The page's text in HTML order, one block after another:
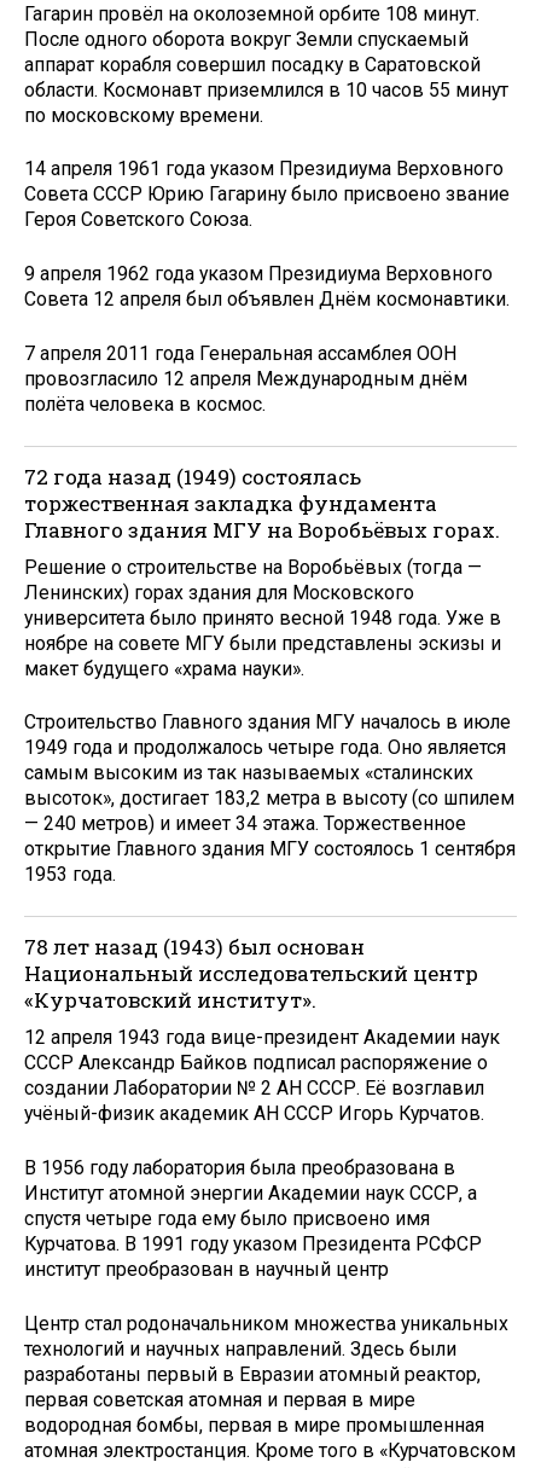
Гагарин провёл на околоземной орбите 108 минут.
После одного оборота вокруг Земли спускаемый
аппарат корабля совершил посадку в Саратовской
области. Космонавт приземлился в 10 часов 55 минут
по московскому времени.
14 апреля 1961 года указом Президиума Верховного
Совета СССР Юрию Гагарину было присвоено звание
Героя Советского Союза.
9 апреля 1962 года указом Президиума Верховного
Совета 12 апреля был объявлен Днём космонавтики.
7 апреля 2011 года Генеральная ассамблея ООН
провозгласило 12 апреля Международным днём
полёта человека в космос.
72 года назад (1949) состоялась
торжественная закладка фундамента
Главного здания МГУ на Воробьёвых горах.
Решение о строительстве на Воробьёвых (тогда —
Ленинских) горах здания для Московского
университета было принято весной 1948 года. Уже в
ноябре на совете МГУ были представлены эскизы и
макет будущего «храма науки».
Строительство Главного здания МГУ началось в июле
1949 года и продолжалось четыре года. Оно является
самым высоким из так называемых «сталинских
высоток», достигает 183,2 метра в высоту (со шпилем
— 240 метров) и имеет 34 этажа. Торжественное
открытие Главного здания МГУ состоялось 1 сентября
1953 года.
78 лет назад (1943) был основан
Национальный исследовательский центр
«Курчатовский институт».
12 апреля 1943 года вице-президент Академии наук
СССР Александр Байков подписал распоряжение о
создании Лаборатории № 2 АН СССР. Её возглавил
учёный-физик академик АН СССР Игорь Курчатов.
В 1956 году лаборатория была преобразована в
Институт атомной энергии Академии наук СССР, а
спустя четыре года ему было присвоено имя
Курчатова. В 1991 году указом Президента РСФСР
институт преобразован в научный центр
Центр стал родоначальником множества уникальных
технологий и научных направлений. Здесь были
разработаны первый в Евразии атомный реактор,
первая советская атомная и первая в мире
водородная бомбы, первая в мире промышленная
атомная электростанция. Кроме того в «Курчатовском